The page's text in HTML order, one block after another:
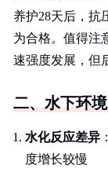
养护28天后，抗
为合格。值得注
速强度发展，但
二、水下环
水化反应差异
度增长较慢